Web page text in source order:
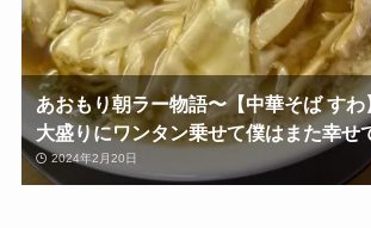
あおもり朝ラー物語〜【中華そば す
大盛りにワンタン乗せて僕はまた幸せ
2024年2月20日